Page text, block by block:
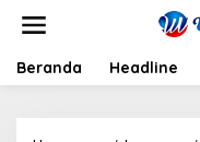
t
Beranda Headline